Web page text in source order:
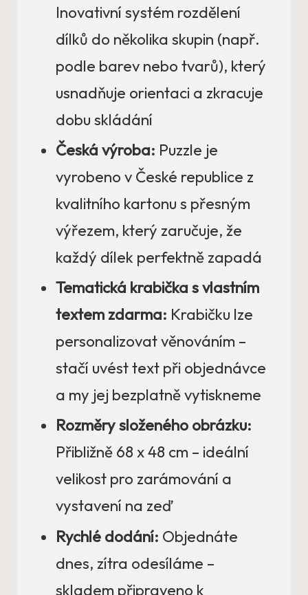
Inovativní systém rozdělení
dílků do několika skupin (např.
podle barev nebo tvarů), který
usnadňuje orientaci a zkracuje
dobu skládání
Česká výroba: Puzzle je
vyrobeno v České republice z
kvalitního kartonu s přesným
výřezem, který zaručuje, že
každý dílek perfektně zapadá
Tematická krabička s vlastním
textem zdarma: Krabičku lze
personalizovat věnováním –
stačí uvést text při objednávce
a my jej bezplatně vytiskneme
Rozměry složeného obrázku:
Přibližně 68 x 48 cm – ideální
velikost pro zarámování a
vystavení na zeď
Rychlé dodání: Objednáte
dnes, zítra odesíláme –
skladem připraveno k